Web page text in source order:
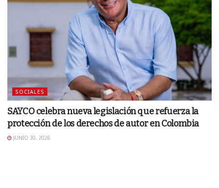
SOCIALES
SAYCO celebra nueva legislación que refuerza la
protección de los derechos de autor en Colombia
JUNIO 30, 2026